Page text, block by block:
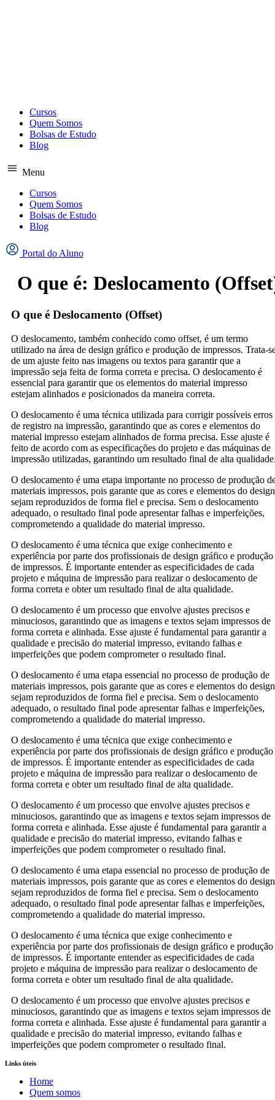
Cursos
Quem Somos
Bolsas de Estudo
Blog
Menu
Cursos
Quem Somos
Bolsas de Estudo
Blog
Portal do Aluno
O que é: Deslocamento
O que é Deslocamento (Offset)
O deslocamento, também conhecido como offset, é um termo
utilizado na área de design gráfico e produção de impressos. Trata-
de um ajuste feito nas imagens ou textos para garantir que a
impressão seja feita de forma correta e precisa. O deslocamento é
essencial para garantir que os elementos do material impresso
estejam alinhados e posicionados da maneira correta.
O deslocamento é uma técnica utilizada para corrigir possíveis erros
de registro na impressão, garantindo que as cores e elementos do
material impresso estejam alinhados de forma precisa. Esse ajuste é
feito de acordo com as especificações do projeto e das máquinas de
impressão utilizadas, garantindo um resultado final de alta
O deslocamento é uma etapa importante no processo de produção
materiais impressos, pois garante que as cores e elementos do design
sejam reproduzidos de forma fiel e precisa. Sem o deslocamento
adequado, o resultado final pode apresentar falhas e imperfeições,
comprometendo a qualidade do material impresso.
O deslocamento é uma técnica que exige conhecimento e
experiência por parte dos profissionais de design gráfico e produção
de impressos. É importante entender as especificidades de cada
projeto e máquina de impressão para realizar o deslocamento de
forma correta e obter um resultado final de alta qualidade.
O deslocamento é um processo que envolve ajustes precisos e
minuciosos, garantindo que as imagens e textos sejam impressos de
forma correta e alinhada. Esse ajuste é fundamental para garantir a
qualidade e precisão do material impresso, evitando falhas e
imperfeições que podem comprometer o resultado final.
O deslocamento é uma etapa essencial no processo de produção de
materiais impressos, pois garante que as cores e elementos do design
sejam reproduzidos de forma fiel e precisa. Sem o deslocamento
adequado, o resultado final pode apresentar falhas e imperfeições,
comprometendo a qualidade do material impresso.
O deslocamento é uma técnica que exige conhecimento e
experiência por parte dos profissionais de design gráfico e produção
de impressos. É importante entender as especificidades de cada
projeto e máquina de impressão para realizar o deslocamento de
forma correta e obter um resultado final de alta qualidade.
O deslocamento é um processo que envolve ajustes precisos e
minuciosos, garantindo que as imagens e textos sejam impressos de
forma correta e alinhada. Esse ajuste é fundamental para garantir a
qualidade e precisão do material impresso, evitando falhas e
imperfeições que podem comprometer o resultado final.
O deslocamento é uma etapa essencial no processo de produção de
materiais impressos, pois garante que as cores e elementos do design
sejam reproduzidos de forma fiel e precisa. Sem o deslocamento
adequado, o resultado final pode apresentar falhas e imperfeições,
comprometendo a qualidade do material impresso.
O deslocamento é uma técnica que exige conhecimento e
experiência por parte dos profissionais de design gráfico e produção
de impressos. É importante entender as especificidades de cada
projeto e máquina de impressão para realizar o deslocamento de
forma correta e obter um resultado final de alta qualidade.
O deslocamento é um processo que envolve ajustes precisos e
minuciosos, garantindo que as imagens e textos sejam impressos de
forma correta e alinhada. Esse ajuste é fundamental para garantir a
qualidade e precisão do material impresso, evitando falhas e
imperfeições que podem comprometer o resultado final.
Links úteis
Home
Quem somos